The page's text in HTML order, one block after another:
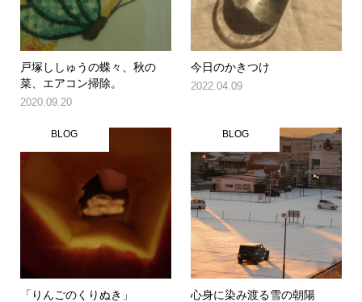
戸塚ししゅうの蝶々、秋の
菜、エアコン掃除。
2020.09.20
今日のかきつけ
2022.04.09
BLOG
「りんごのくりぬき」
BLOG
心身に染み渡る雪の朝陽